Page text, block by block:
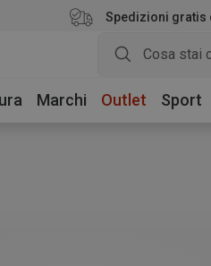
Spedizioni gratis
Marchi Outlet Sport